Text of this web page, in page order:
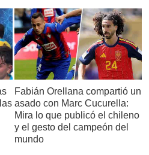
Fabián Orellana compartió un
asado con Marc Cucurella:
Mira lo que publicó el chileno
y el gesto del campeón del
mundo